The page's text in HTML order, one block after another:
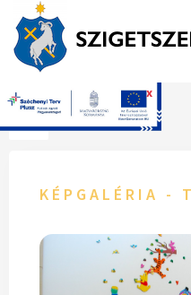
x
Főoldal
KÉPGALÉRIA -